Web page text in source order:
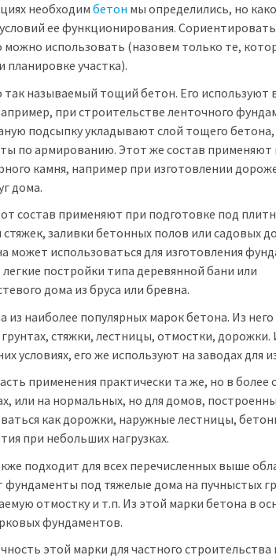
необходим бетон мы определились, но
ее функционирования.
можно использовать (назовем только те,
планировке участка).
так называемый тощий бетон. Его
при строительстве ленточного
подсыпку укладывают слой тощего бетона,
по армированию. Этот же состав применяют
камня, например при изготовлении
дома.
состав применяют при подготовке под
заливки бетонных полов или садовых
может использоваться для изготовления
постройки типа деревянной бани или
дома из бруса или бревна.
из наиболее популярных марок бетона. Из
стяжки, лестницы, отмостки,
условиях, его же используют на заводах
применения практически та же, но в
или на нормальных, но для домов,
как дорожки, наружные лестницы,
при небольших нагрузках.
подходит для всех перечисленных выше
фундаменты под тяжелые дома на пучныстых
отмостку и т.п. Из этой марки бетона в
фундаментов.
этой марки для частного